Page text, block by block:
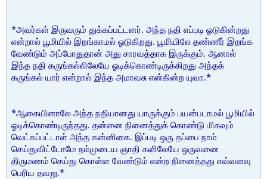
*அவர்கள் இருவரும் துக்கப்பட்டனர். அந்த நதி எப்படி ஓடுகின்றது
என்றால் பூமியில் இறங்காமல் ஓடுகிறது. பூமியிலே தண்ணீர் இறங்க
வேண்டும் அப்போதுதான் அது சாரவத்தாக இருக்கும். ஆனால்
இந்த நதி கருங்கல்லிலேயே ஓடிக்கொண்டிருக்கிறது அந்தக்
கருங்கல் யார் என்றால் இந்த அமாவசு என்கின்ற யுவா.*
*ஆகையினாலே அந்த நதியானது யாருக்கும் பயன்படாமல் பூமியில்
ஓடிக்கொண்டிருந்தது. தன்னை நினைத்துக் கொண்டு மிகவும்
வெட்கப்பட்டாள் அந்த கன்னிகை. இப்படி ஒரு தப்பை நாம்
செய்துவிட்டோமே நம்முடைய ஞாதி களிலேயே ஒருவனை
திருமணம் செய்து கொள்ள வேண்டும் என்ற நினைத்தது எவ்வளவு
பெரிய தவறு.*